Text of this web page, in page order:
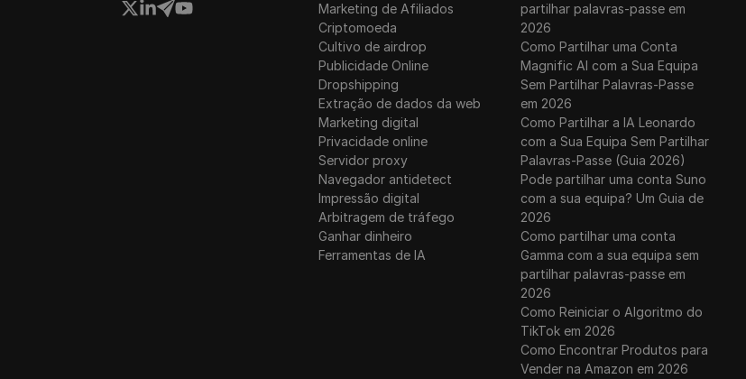
Marketing de Afiliados
Criptomoeda
Cultivo de airdrop
Publicidade Online
Dropshipping
Extração de dados da web
Marketing digital
Privacidade online
Servidor proxy
Navegador antidetect
Impressão digital
Arbitragem de tráfego
Ganhar dinheiro
Ferramentas de IA
partilhar palavras-passe em
2026
Como Partilhar uma Conta
Magnific AI com a Sua Equipa
Sem Partilhar Palavras-Passe
em 2026
Como Partilhar a IA Leonardo
com a Sua Equipa Sem Partilhar
Palavras-Passe (Guia 2026)
Pode partilhar uma conta Suno
com a sua equipa? Um Guia de
2026
Como partilhar uma conta
Gamma com a sua equipa sem
partilhar palavras-passe em
2026
Como Reiniciar o Algoritmo do
TikTok em 2026
Como Encontrar Produtos para
Vender na Amazon em 2026